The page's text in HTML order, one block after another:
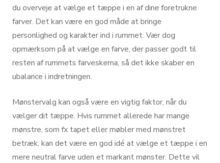
du overveje at vælge et tæppe i en af dine foretrukne
farver. Det kan være en god måde at bringe
personlighed og karakter ind i rummet. Vær dog
opmærksom på at vælge en farve, der passer godt til
resten af rummets farveskema, så det ikke skaber en
ubalance i indretningen.
Mønstervalg kan også være en vigtig faktor, når du
vælger dit tæppe. Hvis rummet allerede har mange
mønstre, som fx tapet eller møbler med mønstret
betræk, kan det være en god idé at vælge et tæppe i en
mere neutral farve uden et markant mønster. Dette vil